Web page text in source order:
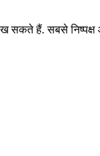
सकते हैं. सबसे निष्पक्ष